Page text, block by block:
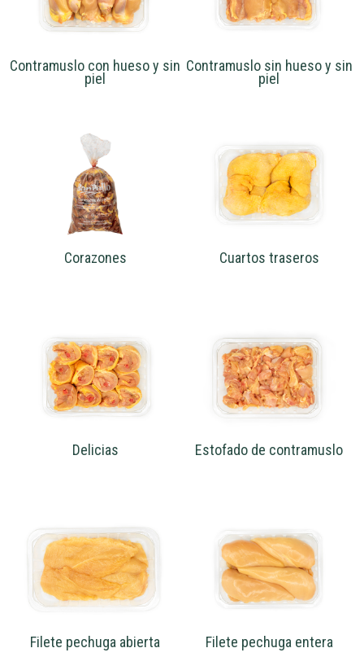
Contramuslo con hueso y sin
piel
Contramuslo sin hueso y sin
piel
Corazones Cuartos traseros
Delicias Estofado de contramuslo
Filete pechuga abierta Filete pechuga entera